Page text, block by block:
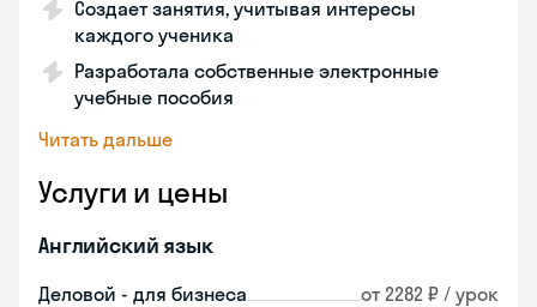
Создает занятия, учитывая интересы
каждого ученика
Разработала собственные электронные
учебные пособия
Читать дальше
Услуги и цены
Английский язык
Деловой - для бизнеса от 2282 ₽ / урок